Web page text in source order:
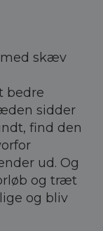
skæv
bedre
sidder
find den
ud. Og
og træt
og bliv